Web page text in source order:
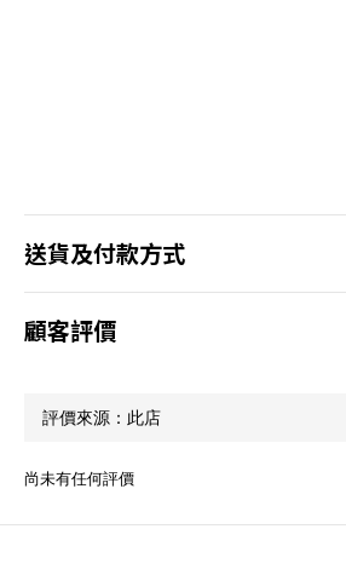
送貨及付款方式
顧客評價
尚未有任何評價